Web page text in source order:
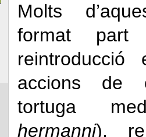
Molts
format
reintroducció
accions de
tortuga
hermanni),